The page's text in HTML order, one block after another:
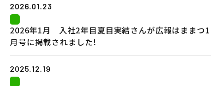
2026.01.23
2026年1月 入社2年目夏目実結さんが広報はままつ1
月号に掲載されました！
2025.12.19